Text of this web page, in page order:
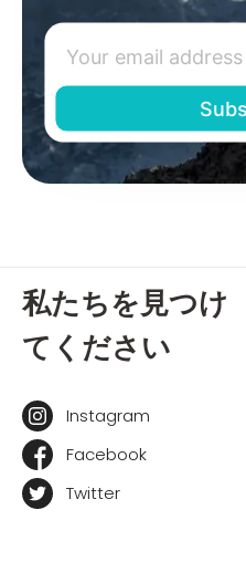
私たちを見つけ
てください
Instagram
Facebook
Twitter